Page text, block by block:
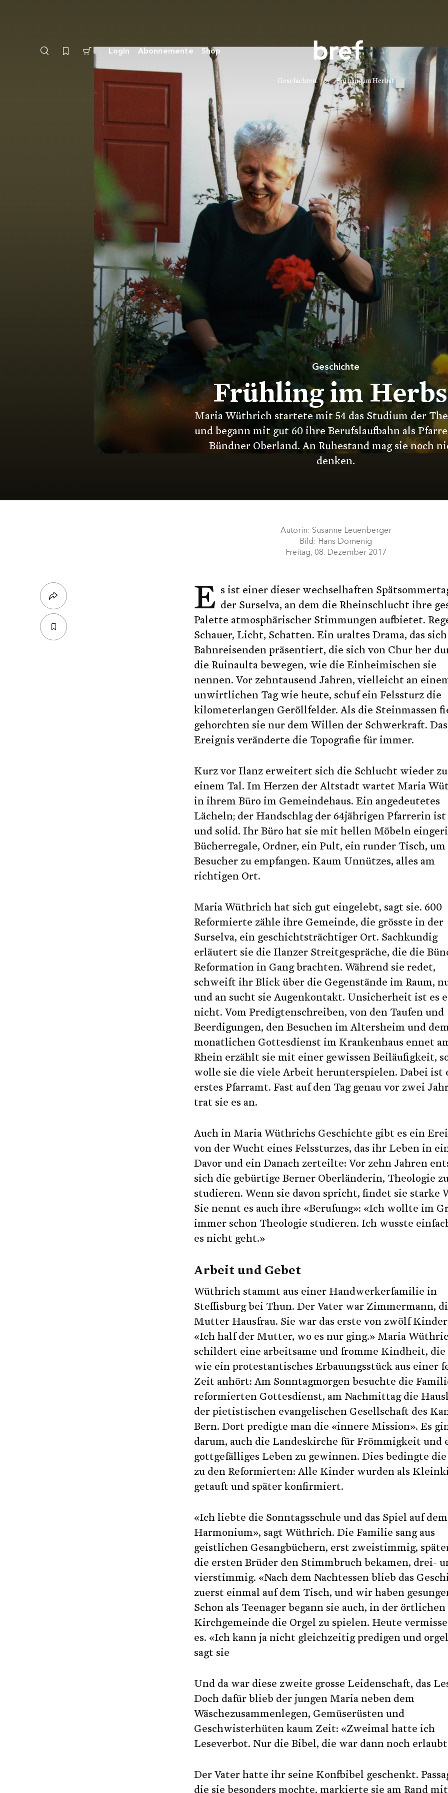
Login Abonnemente Shop
Geschichten Frühling im Herbst
Geschichte
Frühling im
Maria Wüthrich startete mit 54 das Studium der
und begann mit gut 60 ihre Berufslaufbahn als
Bündner Oberland. An Ruhestand mag sie noch
denken.
Autorin: Susanne Leuenberger
Bild: Hans Domenig
Freitag, 08. Dezember 2017
E s ist einer dieser wechselhaften
der Surselva, an dem die Rheinschlucht ihre
Palette atmosphärischer Stimmungen aufbietet.
Schauer, Licht, Schatten. Ein uraltes Drama, das
Bahnreisenden präsentiert, die sich von Chur her
die Ruinaulta bewegen, wie die Einheimischen sie
nennen. Vor zehntausend Jahren, vielleicht an
unwirtlichen Tag wie heute, schuf ein Felssturz die
kilometerlangen Geröllfelder. Als die Steinmassen
gehorchten sie nur dem Willen der Schwerkraft. Das
Ereignis veränderte die Topografie für immer.
Kurz vor Ilanz erweitert sich die Schlucht wieder zu
einem Tal. Im Herzen der Altstadt wartet Maria
in ihrem Büro im Gemeindehaus. Ein angedeutetes
Lächeln; der Handschlag der 64jährigen Pfarrerin
und solid. Ihr Büro hat sie mit hellen Möbeln
Bücherregale, Ordner, ein Pult, ein runder Tisch, um
Besucher zu empfangen. Kaum Unnützes, alles am
richtigen Ort.
Maria Wüthrich hat sich gut eingelebt, sagt sie. 600
Reformierte zähle ihre Gemeinde, die grösste in der
Surselva, ein geschichtsträchtiger Ort. Sachkundig
erläutert sie die Ilanzer Streitgespräche, die die
Reformation in Gang brachten. Während sie redet,
schweift ihr Blick über die Gegenstände im Raum,
und an sucht sie Augenkontakt. Unsicherheit ist es
nicht. Vom Predigtenschreiben, von den Taufen und
Beerdigungen, den Besuchen im Altersheim und
monatlichen Gottesdienst im Krankenhaus ennet
Rhein erzählt sie mit einer gewissen Beiläufigkeit,
wolle sie die viele Arbeit herunterspielen. Dabei ist
erstes Pfarramt. Fast auf den Tag genau vor zwei
trat sie es an.
Auch in Maria Wüthrichs Geschichte gibt es ein
von der Wucht eines Felssturzes, das ihr Leben in
Davor und ein Danach zerteilte: Vor zehn Jahren
sich die gebürtige Berner Oberländerin, Theologie
studieren. Wenn sie davon spricht, findet sie starke
Sie nennt es auch ihre «Berufung»: «Ich wollte im
immer schon Theologie studieren. Ich wusste
es nicht geht.»
Arbeit und Gebet
Wüthrich stammt aus einer Handwerkerfamilie in
Steffisburg bei Thun. Der Vater war Zimmermann,
Mutter Hausfrau. Sie war das erste von zwölf
«Ich half der Mutter, wo es nur ging.» Maria
schildert eine arbeitsame und fromme Kindheit, die
wie ein protestantisches Erbauungsstück aus einer
Zeit anhört: Am Sonntagmorgen besuchte die
reformierten Gottesdienst, am Nachmittag die
der pietistischen evangelischen Gesellschaft des
Bern. Dort predigte man die «innere Mission». Es
darum, auch die Landeskirche für Frömmigkeit und
gottgefälliges Leben zu gewinnen. Dies bedingte die
zu den Reformierten: Alle Kinder wurden als
getauft und später konfirmiert.
«Ich liebte die Sonntagsschule und das Spiel auf dem
Harmonium», sagt Wüthrich. Die Familie sang aus
geistlichen Gesangbüchern, erst zweistimmig,
die ersten Brüder den Stimmbruch bekamen, drei-
vierstimmig. «Nach dem Nachtessen blieb das
zuerst einmal auf dem Tisch, und wir haben
Schon als Teenager begann sie auch, in der örtlichen
Kirchgemeinde die Orgel zu spielen. Heute
es. «Ich kann ja nicht gleichzeitig predigen und
sagt sie
Und da war diese zweite grosse Leidenschaft, das
Doch dafür blieb der jungen Maria neben dem
Wäschezusammenlegen, Gemüserüsten und
Geschwisterhüten kaum Zeit: «Zweimal hatte ich
Leseverbot. Nur die Bibel, die war dann noch
Der Vater hatte ihr seine Konfbibel geschenkt.
die sie besonders mochte, markierte sie am Rand mit
Geschichten
Frühling im Herbst
Mich interessieren die bref Inhalte zu wenig.
Das bref Abonnement ist mir zu teuer.
Technische Probleme beim Zugriff auf die bref Inhalte.
Probleme bei der Zustellung des bref Magazins durch die Post.
Ich kündige das bref Abonnement altershalber oder in folge
Umstellung auf ein anderes bref Abonnement.
Ich möchte keine Angabe machen.
Jetzt Senden
Melden Sie sich an, um Inhalte mit Lesezeichen
Nur Benutzer mit einem Konto können Inhaltsseiten mit
Jetzt Senden
Inhalt für Abonnenten
Jetzt Senden
Melden Sie sich jetzt beim bref Magazin an!
Newsletter-Anmeldung
Keine bref Geschichte
verpassen!
Hiermit gebe ich brefmagazin.ch die
Erlaubnis, meine Daten aus diesem
Formular zu nutzen.
Newsletter-Anmeldung
Keine bref Geschichte
verpassen!
Hiermit gebe ich brefmagazin.ch die Erlaubnis,
aus diesem Formular zu nutzen.